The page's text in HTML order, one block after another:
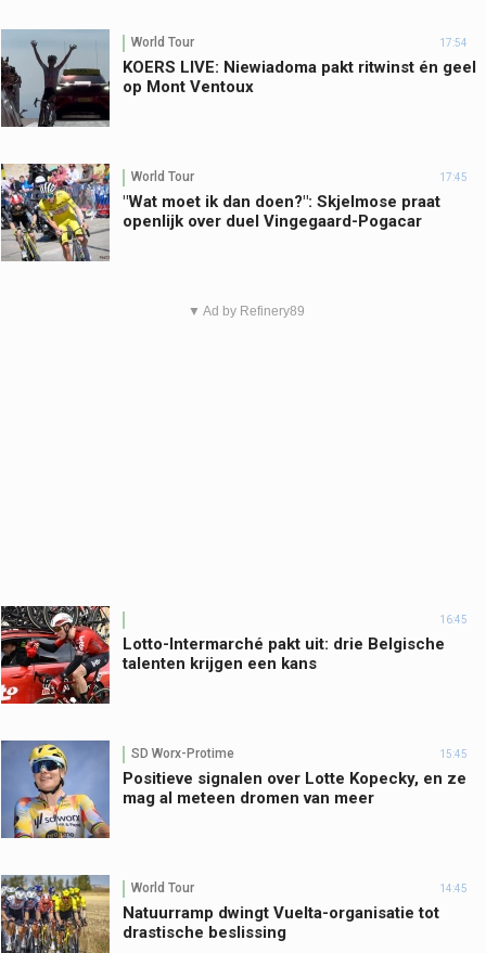
World Tour 17:54
KOERS LIVE: Niewiadoma pakt ritwinst én geel
op Mont Ventoux
World Tour 17:45
"Wat moet ik dan doen?": Skjelmose praat
openlijk over duel Vingegaard-Pogacar
▼ Ad by Refinery89
16:45
Lotto-Intermarché pakt uit: drie Belgische
talenten krijgen een kans
SD Worx-Protime 15:45
Positieve signalen over Lotte Kopecky, en ze
mag al meteen dromen van meer
World Tour 14:45
Natuurramp dwingt Vuelta-organisatie tot
drastische beslissing